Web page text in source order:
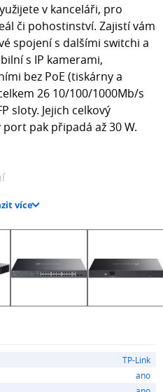
v kanceláři, pro
či pohostinství. Zajistí vám
spojení s dalšími switchi a
s IP kamerami,
bez PoE (tiskárny a
26 10/100/1000Mb/s
sloty. Jejich celkový
pak připadá až 30 W.
Omada
a IP telefony
datových proudů
které nainstalujete
vzdálenost až na 250
obnovení PoE a
dohledovou síť.
více
TP-Link
ano